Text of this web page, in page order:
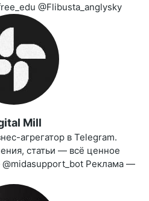
@Flibusta_anglysky
Mill
агрегатор в Telegram.
статьи — всё ценное
Реклама —